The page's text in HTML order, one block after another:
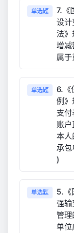
单选题
7.《
设计
法
增减
属
单选题
6.《
例》
支
账
本人
承包
)
单选题
5.《
强输
管
单位